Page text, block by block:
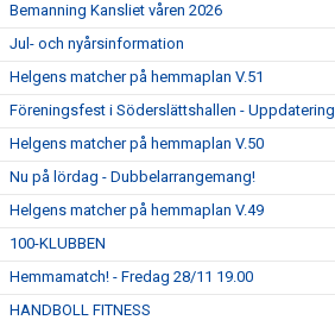
Bemanning Kansliet våren 2026
Jul- och nyårsinformation
Helgens matcher på hemmaplan V.51
Föreningsfest i Söderslättshallen - Uppdatering
Helgens matcher på hemmaplan V.50
Nu på lördag - Dubbelarrangemang!
Helgens matcher på hemmaplan V.49
100-KLUBBEN
Hemmamatch! - Fredag 28/11 19.00
HANDBOLL FITNESS